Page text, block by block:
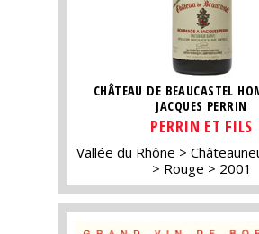
CHÂTEAU DE BEAUCASTEL
JACQUES PERRIN
PERRIN ET FILS
Vallée du Rhône
Rouge
2001